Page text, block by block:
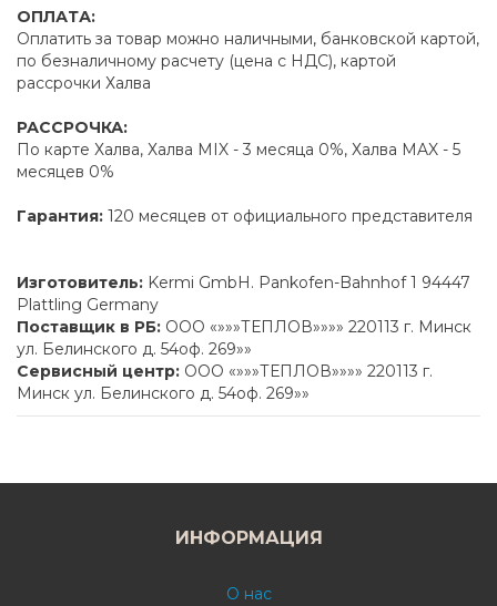
ОПЛАТА:
Оплатить за товар можно наличными, банковской картой,
по безналичному расчету (цена с НДС), картой
рассрочки Халва
РАССРОЧКА:
По карте Халва, Халва MIX - 3 месяца 0%, Халва MAX - 5
месяцев 0%
Гарантия: 120 месяцев от официального представителя
Изготовитель: Kermi GmbH. Pankofen-Bahnhof 1 94447
Plattling Germany
Поставщик в РБ: ООО «»»»ТЕПЛОВ»»»» 220113 г. Минск
ул. Белинского д. 54оф. 269»»
Сервисный центр: ООО «»»»ТЕПЛОВ»»»» 220113 г.
Минск ул. Белинского д. 54оф. 269»»
ИНФОРМАЦИЯ
О нас